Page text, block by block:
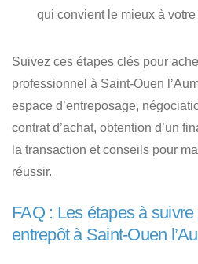
qui convient le mieux à
Suivez ces étapes clés pour
professionnel à Saint-Ouen
espace d’entreposage,
contrat d’achat, obtention d’un
la transaction et conseils pour
réussir.
FAQ : Les étapes à
entrepôt à Saint-Ouen